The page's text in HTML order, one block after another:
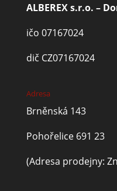
ALBEREX s.r.o. –
ičo 07167024
dič CZ07167024
Adresa
Brněnská 143
Pohořelice 691 23
(Adresa prodejny: